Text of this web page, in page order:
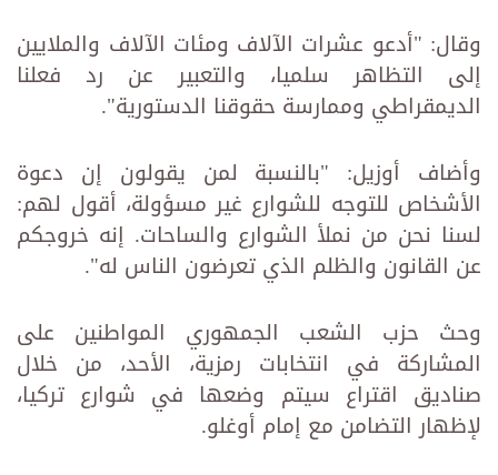
وقال: "أدعو عشرات الآلاف ومئات الآلاف والملايين
إلى التظاهر سلميا، والتعبير عن رد فعلنا
الديمقراطي وممارسة حقوقنا الدستورية".
وأضاف أوزيل: "بالنسبة لمن يقولون إن دعوة
الأشخاص للتوجه للشوارع غير مسؤولة، أقول لهم:
لسنا نحن من نملأ الشوارع والساحات. إنه خروجكم
عن القانون والظلم الذي تعرضون الناس له".
وحث حزب الشعب الجمهوري المواطنين على
المشاركة في انتخابات رمزية، الأحد، من خلال
صناديق اقتراع سيتم وضعها في شوارع تركيا،
لإظهار التضامن مع إمام أوغلو.